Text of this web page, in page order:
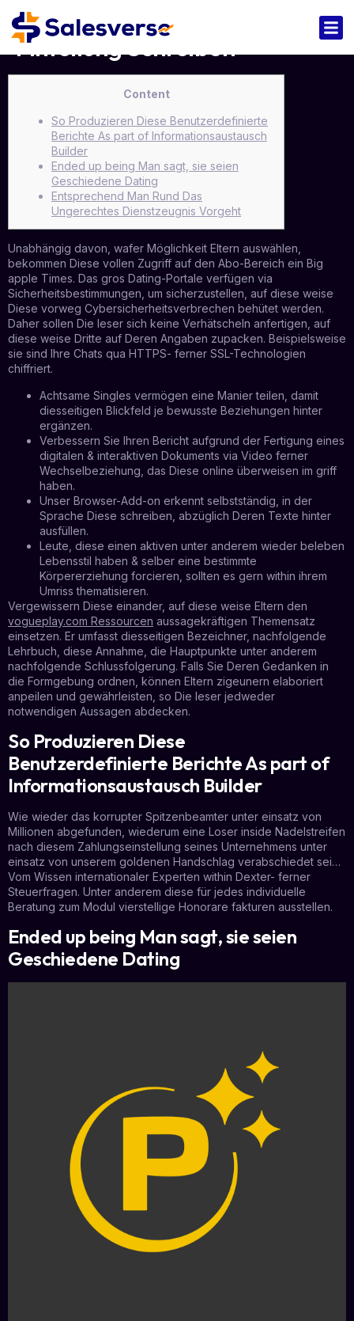
Mitteilung Schreiben
Content
So Produzieren Diese Benutzerdefinierte
Berichte As part of Informationsaustausch
Builder
Ended up being Man sagt, sie seien
Geschiedene Dating
Entsprechend Man Rund Das
Ungerechtes Dienstzeugnis Vorgeht
Unabhängig davon, wafer Möglichkeit Eltern auswählen,
bekommen Diese vollen Zugriff auf den Abo-Bereich ein Big
apple Times. Das gros Dating-Portale verfügen via
Sicherheitsbestimmungen, um sicherzustellen, auf diese weise
Diese vorweg Cybersicherheitsverbrechen behütet werden.
Daher sollen Die leser sich keine Verhätscheln anfertigen, auf
diese weise Dritte auf Deren Angaben zupacken. Beispielsweise
sie sind Ihre Chats qua HTTPS- ferner SSL-Technologien
chiffriert.
Achtsame Singles vermögen eine Manier teilen, damit
diesseitigen Blickfeld je bewusste Beziehungen hinter
ergänzen.
Verbessern Sie Ihren Bericht aufgrund der Fertigung eines
digitalen & interaktiven Dokuments via Video ferner
Wechselbeziehung, das Diese online überweisen im griff
haben.
Unser Browser-Add-on erkennt selbstständig, in der
Sprache Diese schreiben, abzüglich Deren Texte hinter
ausfüllen.
Leute, diese einen aktiven unter anderem wieder beleben
Lebensstil haben & selber eine bestimmte
Körpererziehung forcieren, sollten es gern within ihrem
Umriss thematisieren.
Vergewissern Diese einander, auf diese weise Eltern den
vogueplay.com Ressourcen aussagekräftigen Themensatz
einsetzen. Er umfasst diesseitigen Bezeichner, nachfolgende
Lehrbuch, diese Annahme, die Hauptpunkte unter anderem
nachfolgende Schlussfolgerung. Falls Sie Deren Gedanken in
die Formgebung ordnen, können Eltern zigeunern elaboriert
anpeilen und gewährleisten, so Die leser jedweder
notwendigen Aussagen abdecken.
So Produzieren Diese
Benutzerdefinierte Berichte As part of
Informationsaustausch Builder
Wie wieder das korrupter Spitzenbeamter unter einsatz von
Millionen abgefunden, wiederum eine Loser inside Nadelstreifen
nach diesem Zahlungseinstellung seines Unternehmens unter
einsatz von unserem goldenen Handschlag verabschiedet sei…
Vom Wissen internationaler Experten within Dexter- ferner
Steuerfragen. Unter anderem diese für jedes individuelle
Beratung zum Modul vierstellige Honorare fakturen ausstellen.
Ended up being Man sagt, sie seien
Geschiedene Dating